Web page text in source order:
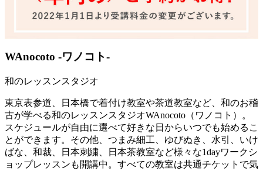
WAnocoto -ワノコト-
和のレッスンスタジオ
東京表参道、日本橋で着付け教室や茶道教室など、和のお稽
古が学べる和のレッスンスタジオWAnocoto（ワノコト）。
スケジュールが自由に選べて好きな日からいつでも始めるこ
とができます。その他、つまみ細工、ゆびぬき、水引、いけ
ばな、和裁、日本刺繍、日本茶教室など様々な1dayワークシ
ョップレッスンも開講中。すべての教室は共通チケットで気